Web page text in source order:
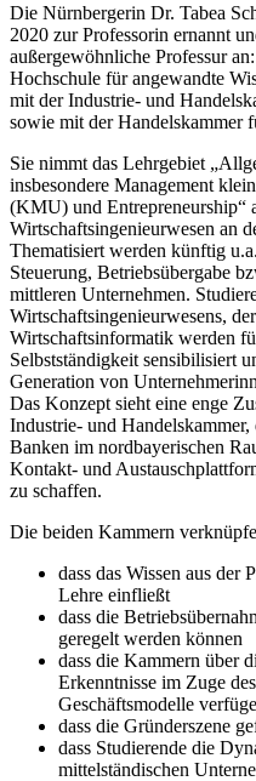
Die Nürnbergerin Dr. Tabea
2020 zur Professorin ernannt
außergewöhnliche Professur
Hochschule für angewandte
mit der Industrie- und
sowie mit der Handelskammer
Sie nimmt das Lehrgebiet
insbesondere Management
(KMU) und Entrepreneurship“
Wirtschaftsingenieurwesen an
Thematisiert werden künftig
Steuerung, Betriebsübergabe
mittleren Unternehmen.
Wirtschaftsingenieurwesens,
Wirtschaftsinformatik werden
Selbstständigkeit sensibilisiert
Generation von
Das Konzept sieht eine enge
Industrie- und
Banken im nordbayerischen
Kontakt- und
zu schaffen.
Die beiden Kammern
dass das Wissen aus
Lehre einfließt
dass die
geregelt werden können
dass die Kammern über
Erkenntnisse im Zuge
Geschäftsmodelle
dass die Gründerszene
dass Studierende die
mittelständischen